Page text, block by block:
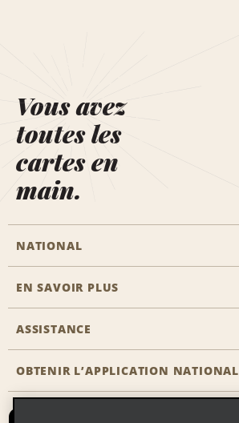
Vous avez
toutes les
cartes en
main.
NATIONAL
Passer une réservation
Solutions pour les professionnels
EN SAVOIR PLUS
Carrière
ASSISTANCE
Accessibilité
Nous contacter
OBTENIR L’APPLICATION NATIONAL